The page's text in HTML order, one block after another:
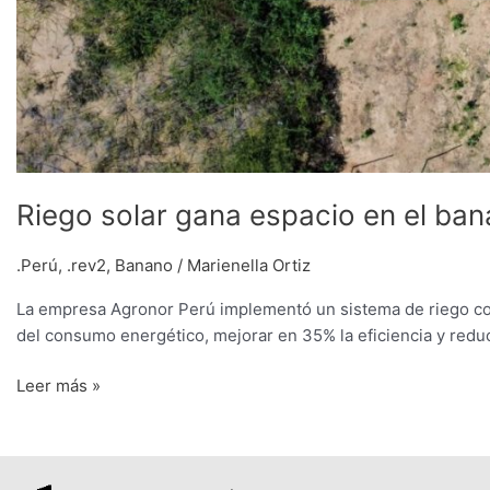
Riego solar gana espacio en el
.Perú, .rev2, Banano / Marienella Ortiz
La empresa Agronor Perú implementó un sistema de riego
del consumo energético, mejorar en 35% la eficiencia y
Leer más »